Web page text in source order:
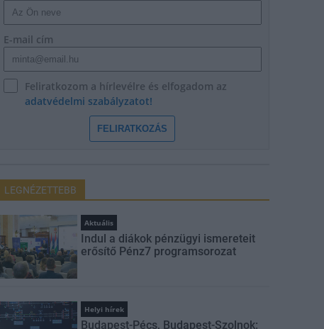
E-mail cím
Feliratkozom a hírlevélre és elfogadom az
adatvédelmi szabályzatot!
FELIRATKOZÁS
LEGNÉZETTEBB
Aktuális
Indul a diákok pénzügyi ismereteit
erősítő Pénz7 programsorozat
Helyi hírek
Budapest-Pécs, Budapest-Szolnok: